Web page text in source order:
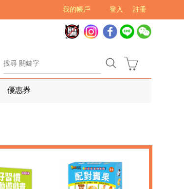
註冊
登入
我的帳戶
優惠券